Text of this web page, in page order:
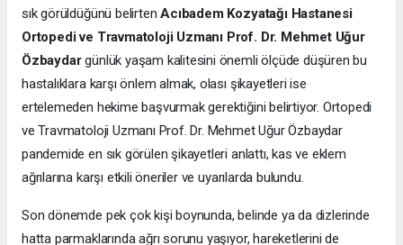
sık görüldüğünü belirtenAcıbadem Kozyatağı Hastanesi
Ortopedi ve Travmatoloji Uzmanı Prof. Dr. Mehmet Uğur
Özbaydargünlük yaşam kalitesini önemli ölçüde düşüren bu
hastalıklara karşı önlem almak, olası şikayetleri ise
ertelemeden hekime başvurmak gerektiğini belirtiyor. Ortopedi
ve Travmatoloji Uzmanı Prof. Dr. Mehmet Uğur Özbaydar
pandemide en sık görülen şikayetleri anlattı, kas ve eklem
ağrılarına karşı etkili öneriler ve uyarılarda bulundu.
Son dönemde pek çok kişi boynunda, belinde ya da dizlerinde
hatta parmaklarında ağrı sorunu yaşıyor, hareketlerini de